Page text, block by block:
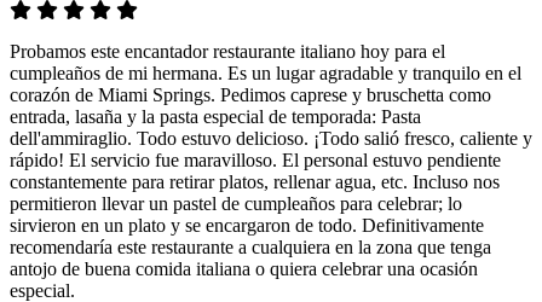
Probamos este encantador restaurante italiano hoy para el
cumpleaños de mi hermana. Es un lugar agradable y tranquilo en el
corazón de Miami Springs. Pedimos caprese y bruschetta como
entrada, lasaña y la pasta especial de temporada: Pasta
dell'ammiraglio. Todo estuvo delicioso. ¡Todo salió fresco, caliente y
rápido! El servicio fue maravilloso. El personal estuvo pendiente
constantemente para retirar platos, rellenar agua, etc. Incluso nos
permitieron llevar un pastel de cumpleaños para celebrar; lo
sirvieron en un plato y se encargaron de todo. Definitivamente
recomendaría este restaurante a cualquiera en la zona que tenga
antojo de buena comida italiana o quiera celebrar una ocasión
especial.